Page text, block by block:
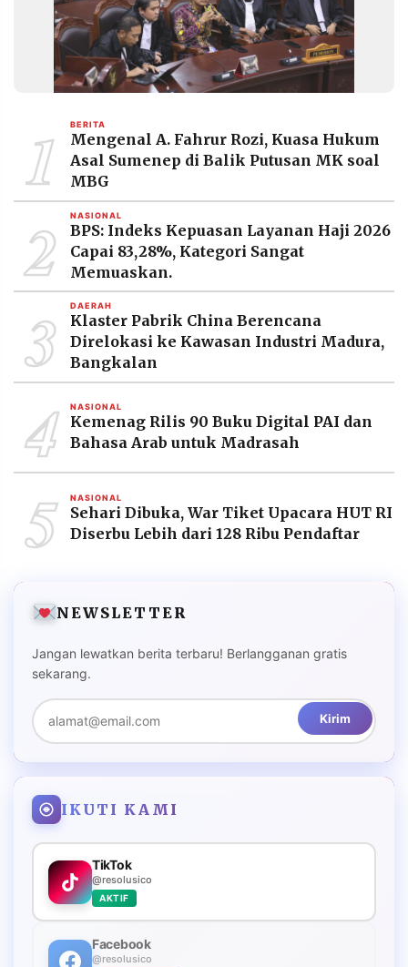
PRAMUDITA
Resolusi.co
-
2026
PT.
RESOLUSI
PRAMUDITA
1 BERITA
Mengenal A. Fahrur Rozi, Kuasa Hukum
Asal Sumenep di Balik Putusan MK soal
MBG
2 NASIONAL
BPS: Indeks Kepuasan Layanan Haji 2026
Capai 83,28%, Kategori Sangat
Memuaskan.
3 DAERAH
Klaster Pabrik China Berencana
Direlokasi ke Kawasan Industri Madura,
Bangkalan
4 NASIONAL
Kemenag Rilis 90 Buku Digital PAI dan
Bahasa Arab untuk Madrasah
5 NASIONAL
Sehari Dibuka, War Tiket Upacara HUT RI
Diserbu Lebih dari 128 Ribu Pendaftar
NEWSLETTER
Jangan lewatkan berita terbaru! Berlangganan gratis
sekarang.
Kirim
IKUTI KAMI
TikTok
@resolusico
AKTIF
Facebook
@resolusico